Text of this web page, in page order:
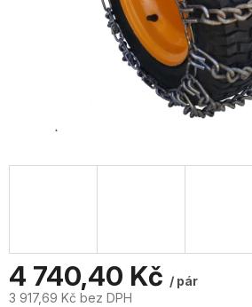
4 740,40 Kč / pár
3 917,69 Kč bez DPH